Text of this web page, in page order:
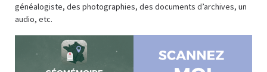
généalogiste, des photographies, des documents d’archives, un
audio, etc.